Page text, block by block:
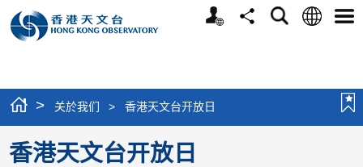
个
分
搜
语
选
> 关於我们 > 香港天文台开放日
香港天文台开放日